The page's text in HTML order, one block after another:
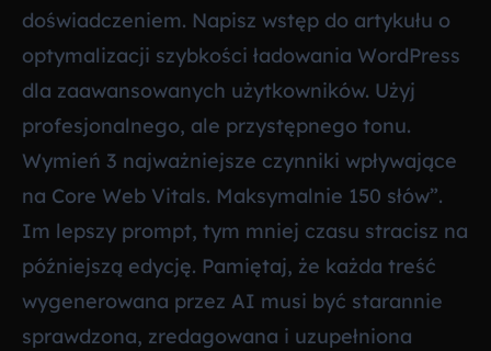
doświadczeniem. Napisz wstęp do artykułu o
optymalizacji szybkości ładowania WordPress
dla zaawansowanych użytkowników. Użyj
profesjonalnego, ale przystępnego tonu.
Wymień 3 najważniejsze czynniki wpływające
na Core Web Vitals. Maksymalnie 150 słów”.
Im lepszy prompt, tym mniej czasu stracisz na
późniejszą edycję. Pamiętaj, że każda treść
wygenerowana przez AI musi być starannie
sprawdzona, zredagowana i uzupełniona